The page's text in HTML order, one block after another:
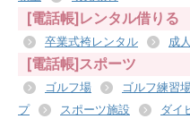
[電話帳]レンタル借りる
卒業式袴レンタル 成
[電話帳]スポーツ
ゴルフ場 ゴルフ練習
プ
スポーツ施設 ダイ